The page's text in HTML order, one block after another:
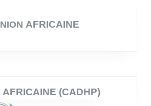
AFRICAINE
AFRICAINE (CADHP)